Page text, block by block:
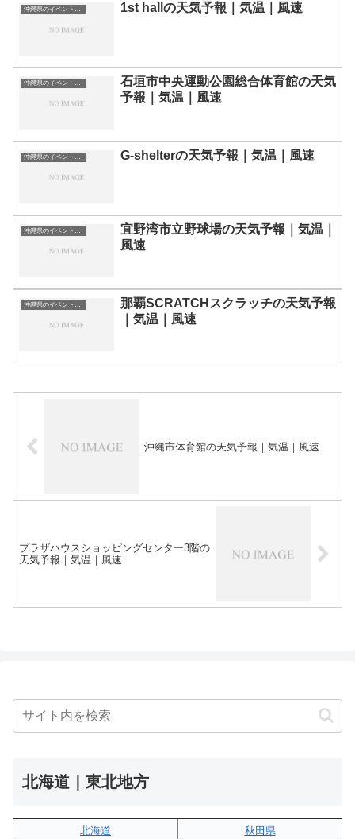
沖縄県のイベント会場一覧 1st hallの天気予報｜気温｜風速
沖縄県のイベント会場一覧
石垣市中央運動公園総合体育館の天気
予報｜気温｜風速
G-shelterの天気予報｜気温｜風速
宜野湾市立野球場の天気予報｜気温｜
風速
那覇SCRATCHスクラッチの天気予報
｜気温｜風速
沖縄市体育館の天気予報｜気温｜風速
プラザハウスショッピングセンター3階の
天気予報｜気温｜風速
北海道｜東北地方
北海道
秋田県